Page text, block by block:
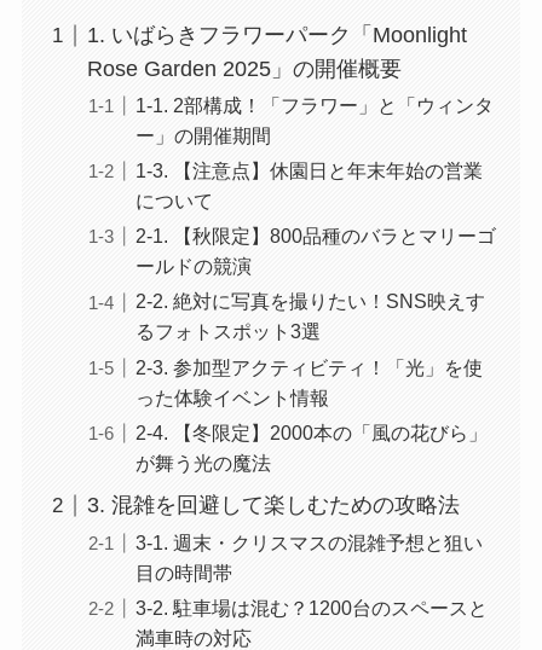
1. いばらきフラワーパーク「Moonlight
Rose Garden 2025」の開催概要
1-1. 2部構成！「フラワー」と「ウィンタ
ー」の開催期間
1-3. 【注意点】休園日と年末年始の営業
について
2-1. 【秋限定】800品種のバラとマリーゴ
ールドの競演
2-2. 絶対に写真を撮りたい！SNS映えす
るフォトスポット3選
2-3. 参加型アクティビティ！「光」を使
った体験イベント情報
2-4. 【冬限定】2000本の「風の花びら」
が舞う光の魔法
3. 混雑を回避して楽しむための攻略法
3-1. 週末・クリスマスの混雑予想と狙い
目の時間帯
3-2. 駐車場は混む？1200台のスペースと
満車時の対応